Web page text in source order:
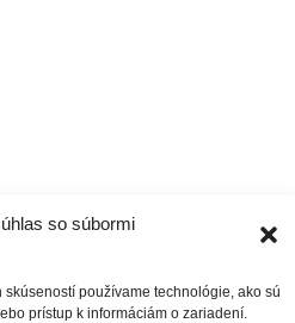
so súbormi
používame technológie, ako sú
prístup k informáciám o zariadení.